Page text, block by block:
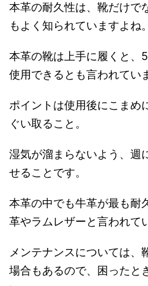
本革の耐久性は、靴だけで
もよく知られていますよね。
本革の靴は上手に履くと、
使用できるとも言われてい
ポイントは使用後にこまめ
ぐい取ること。
湿気が溜まらないよう、週
せることです。
本革の中でも牛革が最も耐
革やラムレザーと言われて
メンテナンスについては、
場合もあるので、困ったと